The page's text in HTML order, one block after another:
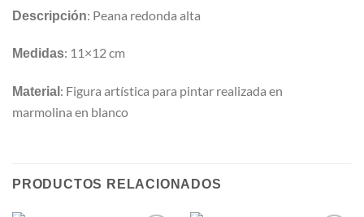
Descripción: Peana redonda alta
Medidas: 11×12 cm
Material : Figura artística para pintar realizada en
marmolina en blanco
PRODUCTOS RELACIONADOS